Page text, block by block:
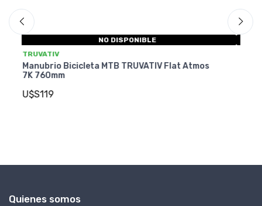
NO DISPONIBLE
TRUVATIV
Manubrio Bicicleta MTB TRUVATIV Flat Atmos
Carbon 760mm
U$S259
Quienes somos